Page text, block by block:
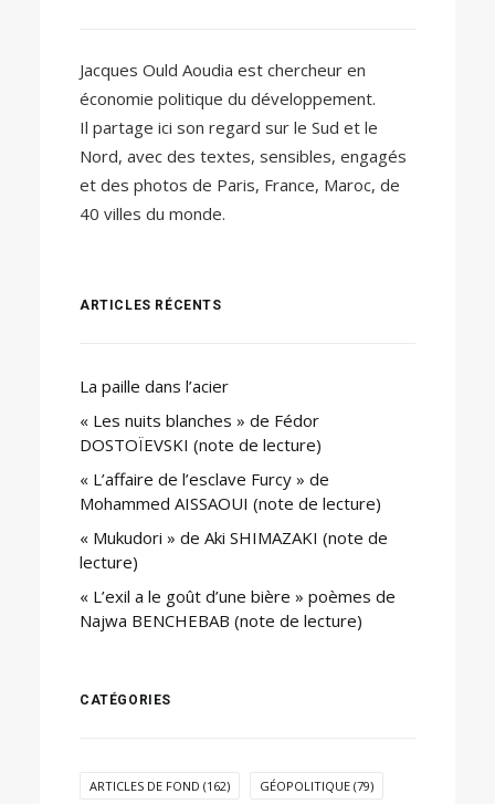
Jacques Ould Aoudia est chercheur en
économie politique du développement.
Il partage ici son regard sur le Sud et le
Nord, avec des textes, sensibles, engagés
et des photos de Paris, France, Maroc, de
40 villes du monde.
ARTICLES RÉCENTS
La paille dans l’acier
« Les nuits blanches » de Fédor
DOSTOÏEVSKI (note de lecture)
« L’affaire de l’esclave Furcy » de
Mohammed AISSAOUI (note de lecture)
« Mukudori » de Aki SHIMAZAKI (note de
lecture)
« L’exil a le goût d’une bière » poèmes de
Najwa BENCHEBAB (note de lecture)
CATÉGORIES
ARTICLES DE FOND (162) GÉOPOLITIQUE (79)